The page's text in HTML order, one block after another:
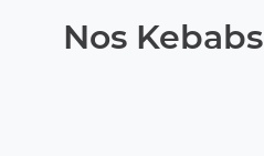
Nos Kebabs